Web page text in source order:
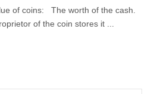
of coins: The worth of the cash.
of the coin stores it ...